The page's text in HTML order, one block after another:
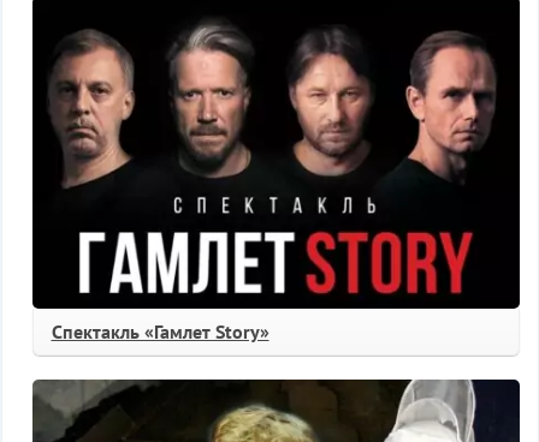
Спектакль «Гамлет Story»